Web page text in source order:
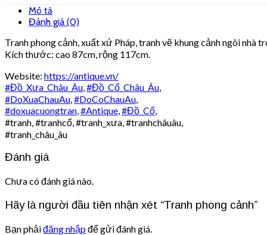
Mô tả
Đánh giá (0)
Tranh phong cảnh, xuất xứ Pháp, tranh vẽ khung cảnh ngôi nhà
Kích thước: cao 87cm, rộng 117cm.
Website: https://antique.vn/
#Đồ_Xưa_Châu_Âu #Đồ_Cổ_Châu_Âu
#DoXuaChauAu #DoCoChauAu
#doxuacuongtran #Antique #Đồ_Cổ
#tranh, #tranhcổ, #tranh_xưa, #tranhchâuâu,
#tranh_châu_âu
Đánh giá
Chưa có đánh giá nào.
Hãy là người đầu tiên nhận xét “Tranh phong cảnh”
Bạn phảiđăng nhậpđể gửi đánh giá.